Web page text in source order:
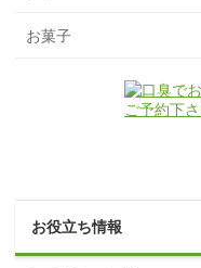
お菓子
お役立ち情報